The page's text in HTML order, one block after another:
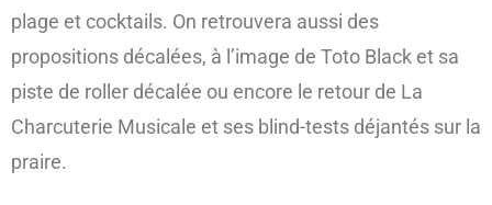
plage et cocktails. On retrouvera aussi des
propositions décalées, à l’image de Toto Black et sa
piste de roller décalée ou encore le retour de La
Charcuterie Musicale et ses blind-tests déjantés sur la
praire.